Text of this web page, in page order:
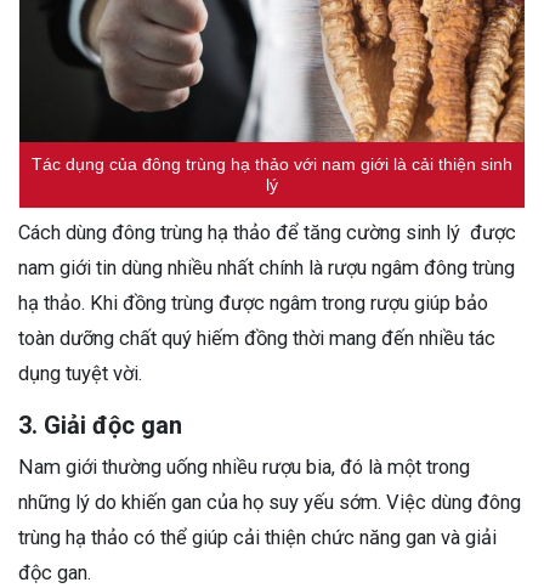
Tác dụng của đông trùng hạ thảo với nam giới là cải thiện sinh
lý
Cách dùng đông trùng hạ thảo để tăng cường sinh lý được
nam giới tin dùng nhiều nhất chính là rượu ngâm đông trùng
hạ thảo. Khi đồng trùng được ngâm trong rượu giúp bảo
toàn dưỡng chất quý hiếm đồng thời mang đến nhiều tác
dụng tuyệt vời.
3. Giải độc gan
Nam giới thường uống nhiều rượu bia, đó là một trong
những lý do khiến gan của họ suy yếu sớm. Việc dùng đông
trùng hạ thảo có thể giúp cải thiện chức năng gan và giải
độc gan.